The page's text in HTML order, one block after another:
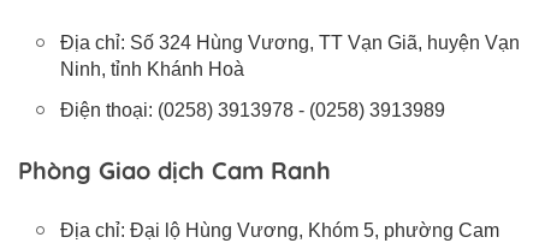
Địa chỉ: Số 324 Hùng Vương, TT Vạn Giã, huyện Vạn
Ninh, tỉnh Khánh Hoà
Điện thoại: (0258) 3913978 - (0258) 3913989
Phòng Giao dịch Cam Ranh
Địa chỉ: Đại lộ Hùng Vương, Khóm 5, phường Cam